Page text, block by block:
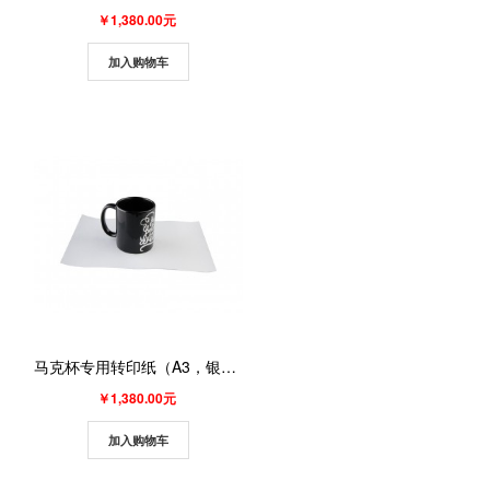
￥1,380.00元
加入购物车
马克杯专用转印纸（A3，银色）（100张/包 ）
￥1,380.00元
加入购物车